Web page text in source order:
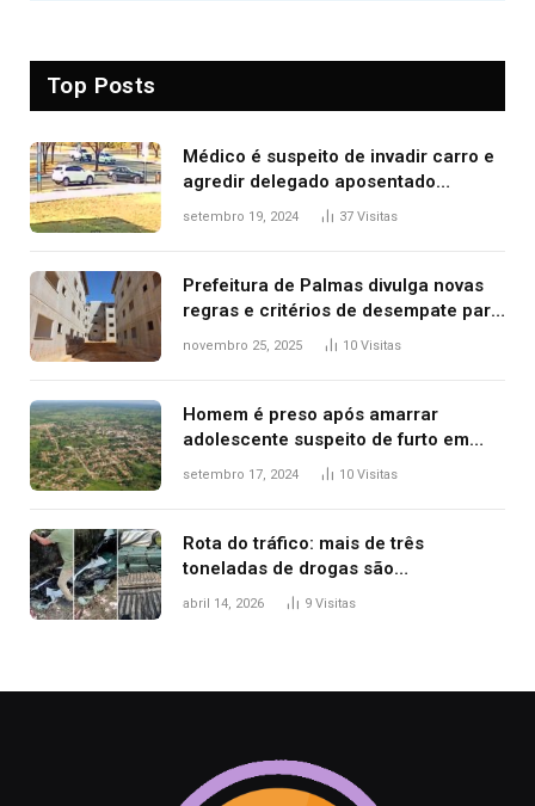
Top Posts
Médico é suspeito de invadir carro e
agredir delegado aposentado
durante confusão no trânsito
setembro 19, 2024 37 Visitas
Prefeitura de Palmas divulga novas
regras e critérios de desempate para
seleção de famílias no Minha Casa,
novembro 25, 2025 10 Visitas
Homem é preso após amarrar
adolescente suspeito de furto em
estaca de cerca e agredi-lo
setembro 17, 2024 10 Visitas
Rota do tráfico: mais de três
toneladas de drogas são
apreendidas no TO em três meses
abril 14, 2026 9 Visitas